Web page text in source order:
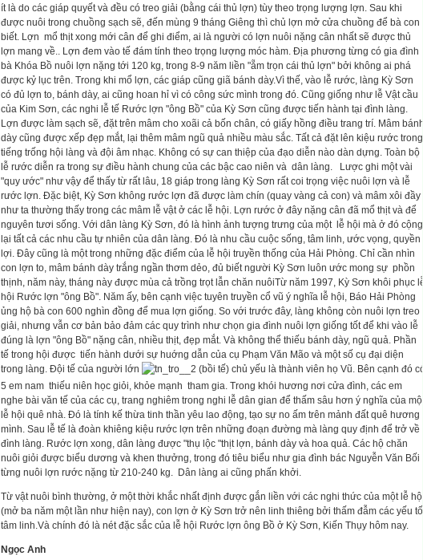
ít là do các giáp quyết và đều có treo giải (bằng cái thủ lợn) tùy theo trọng lượng lợn. Sau khi
được nuôi trong chuồng sạch sẽ, đến mùng 9 tháng Giêng thì chủ lợn mở cửa chuồng để bà con
biết. Lợn mổ thịt xong mới cân để ghi điểm, ai là người có lợn nuôi nặng cân nhất sẽ được thủ
lợn mang về.. Lợn đem vào tế đám tính theo trọng lượng móc hàm. Địa phương từng có gia đình
bà Khóa Bồ nuôi lợn nặng tới 120 kg, trong 8-9 năm liền "ẵm trọn cái thủ lợn" bởi không ai phá
được kỷ lục trên. Trong khi mổ lợn, các giáp cũng giã bánh dày.Vì thế, vào lễ rước, làng Kỳ Sơn
có đủ lợn to, bánh dày, ai cũng hoan hỉ vì có công sức mình trong đó. Cũng giống như lễ Vật cầu
của Kim Sơn, các nghi lễ tế Rước lợn "ông Bồ" của Kỳ Sơn cũng được tiến hành tại đình làng.
Lợn được làm sạch sẽ, đặt trên mâm cho xoãi cả bốn chân, có giấy hồng điều trang trí. Mâm bánh
dày cũng được xếp đẹp mắt, lại thêm mâm ngũ quả nhiều màu sắc. Tất cả đặt lên kiệu rước trong
tiếng trống hội làng và đội âm nhạc. Không có sự can thiệp của đạo diễn nào dàn dựng. Toàn bộ
lễ rước diễn ra trong sự điều hành chung của các bậc cao niên và dân làng.
Lược ghi một vài
"quy ước" như vậy để thấy từ rất lâu, 18 giáp trong làng Kỳ Sơn rất coi trọng việc nuôi lợn và lễ
rước lợn. Đặc biệt, Kỳ Sơn không rước lợn đã được làm chín (quay vàng cả con) và mâm xôi đầy
như ta thường thấy trong các mâm lễ vật ở các lễ hội. Lợn rước ở đây nặng cân đã mổ thịt và để
nguyên tươi sống. Với dân làng Kỳ Sơn, đó là hình ảnh tượng trưng của một
lễ hội mà ở đó cộng
lại tất cả các nhu cầu tự nhiên của dân làng. Đó là nhu cầu cuộc sống, tâm linh, ước vọng, quyền
lợi. Đây cũng là một trong những đặc điểm của lễ hội truyền thống của Hải Phòng. Chỉ cần nhìn
con lợn to, mâm bánh dày trắng ngần thơm dẻo, đủ biết người Kỳ Sơn luôn ước mong sự phồn
thịnh, năm này, tháng này được mùa cả trồng trọt lẫn chăn nuôiTừ năm 1997, Kỳ Sơn khôi phục lễ
hội Rước lợn "ông Bồ". Năm ấy, bên cạnh việc tuyên truyền cổ vũ ý nghĩa lễ hội, Báo Hải Phòng
ủng hộ bà con 600 nghìn đồng để mua lợn giống. So với trước đây, làng không còn nuôi lợn treo
giải, nhưng vẫn cơ bản bảo đảm các quy trình như chọn gia đình nuôi lợn giống tốt để khi vào lễ
đúng là lợn "ông Bồ" nặng cân, nhiều thịt, đẹp mắt. Và không thể thiếu bánh dày, ngũ quả. Phần
tế trong hội được tiến hành dưới sự huớng dẫn của cụ Phạm Văn Mão và một số cụ đại diện
trong làng. Đội tế của người lớn
(bồi tế) chủ yếu là thành viên họ Vũ. Bên cạnh đó có
5 em nam thiếu niên học giỏi, khỏe mạnh tham gia. Trong khói hương nơi cửa đình, các em
nghe bài văn tế của các cụ, trang nghiêm trong nghi lễ dân gian để thấm sâu hơn ý nghĩa của một
lễ hội quê nhà. Đó là tính kế thừa tinh thần yêu lao động, tạo sự no ấm trên mảnh đất quê hương
mình. Sau lễ tế là đoàn khiêng kiệu rước lợn trên những đoạn đường mà làng quy định để trở về
đình làng. Rước lợn xong, dân làng được "thụ lộc "thịt lợn, bánh dày và hoa quả. Các hộ chăn
nuôi giỏi được biểu dương và khen thưởng, trong đó tiêu biểu như gia đình bác Nguyễn Văn Bối
từng nuôi lợn rước nặng từ 210-240 kg. Dân làng ai cũng phấn khởi.
Từ vật nuôi bình thường, ở một thời khắc nhất định được gắn liền với các nghi thức của một lễ hội
(mở ba năm một lần như hiện nay), con lợn ở Kỳ Sơn trở nên linh thiêng bởi thấm đẫm các yếu tố
tâm linh.Và chính đó là nét đặc sắc của lễ hội Rước lợn ông Bồ ở Kỳ Sơn, Kiến Thụy hôm nay.
Ngọc Anh